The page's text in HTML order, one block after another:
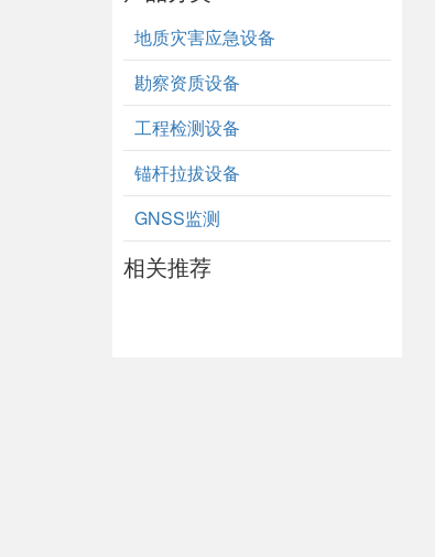
地质灾害应急设备
勘察资质设备
工程检测设备
锚杆拉拔设备
GNSS监测
相关推荐